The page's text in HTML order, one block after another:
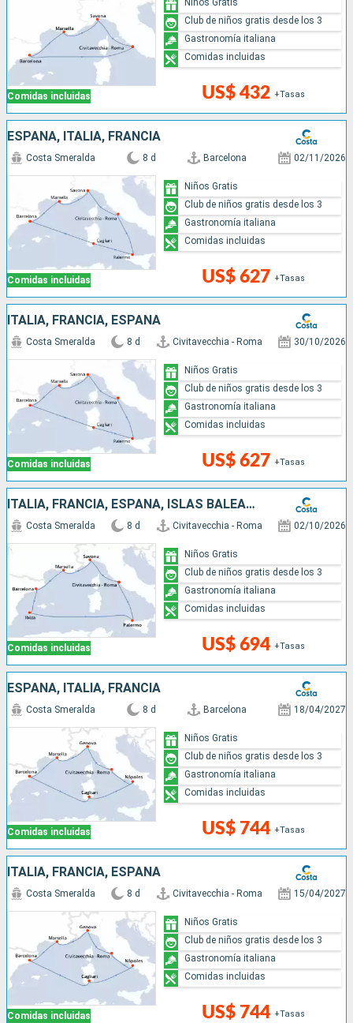
Comidas incluidas US$ 432 +Tasas
Niños Gratis
Club de niños gratis desde los 3
Gastronomía italiana
Comidas incluidas
ESPAÑA, ITALIA, FRANCIA
Comidas incluidas
Costa Smeralda 8 d Barcelona 02/11/2026
US$ 627 +Tasas
Niños Gratis
Club de niños gratis desde los 3
Gastronomía italiana
Comidas incluidas
ITALIA, FRANCIA, ESPAÑA
Comidas incluidas
Costa Smeralda 8 d Civitavecchia - Roma 30/10/2026
US$ 627 +Tasas
Niños Gratis
Club de niños gratis desde los 3
Gastronomía italiana
Comidas incluidas
ITALIA, FRANCIA, ESPAÑA, ISLAS BALEARES
Comidas incluidas
Costa Smeralda 8 d Civitavecchia - Roma 02/10/2026
US$ 694 +Tasas
Niños Gratis
Club de niños gratis desde los 3
Gastronomía italiana
Comidas incluidas
ESPAÑA, ITALIA, FRANCIA
Comidas incluidas
Costa Smeralda 8 d Barcelona 18/04/2027
US$ 744 +Tasas
Niños Gratis
Club de niños gratis desde los 3
Gastronomía italiana
Comidas incluidas
ITALIA, FRANCIA, ESPAÑA
Comidas incluidas
Costa Smeralda 8 d Civitavecchia - Roma 15/04/2027
US$ 744 +Tasas
Niños Gratis
Club de niños gratis desde los 3
Gastronomía italiana
Comidas incluidas